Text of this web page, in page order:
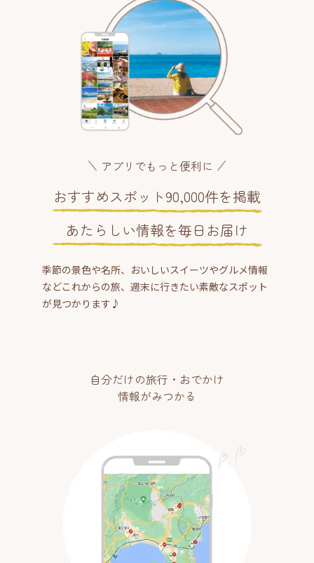
アプリでもっと便利に
おすすめスポット90,000件を掲載
あたらしい情報を毎日お届け
季節の景色や名所、おいしいスイーツやグルメ情報
などこれからの旅、週末に行きたい素敵なスポット
が見つかります♪
自分だけの旅行・おでかけ
情報がみつかる